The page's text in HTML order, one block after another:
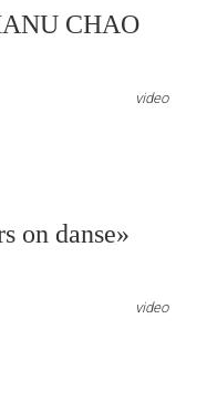
CHAO
video
on danse»
video